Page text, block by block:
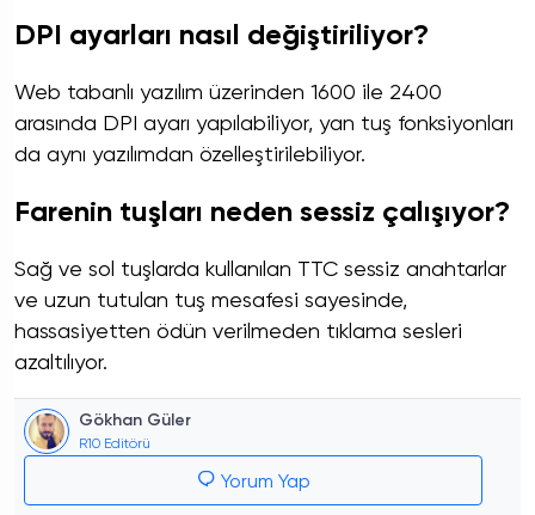
DPI ayarları nasıl değiştiriliyor?
Web tabanlı yazılım üzerinden 1600 ile 2400
arasında DPI ayarı yapılabiliyor, yan tuş fonksiyonları
da aynı yazılımdan özelleştirilebiliyor.
Farenin tuşları neden sessiz çalışıyor?
Sağ ve sol tuşlarda kullanılan TTC sessiz anahtarlar
ve uzun tutulan tuş mesafesi sayesinde,
hassasiyetten ödün verilmeden tıklama sesleri
azaltılıyor.
Gökhan Güler
R10 Editörü
Yorum Yap